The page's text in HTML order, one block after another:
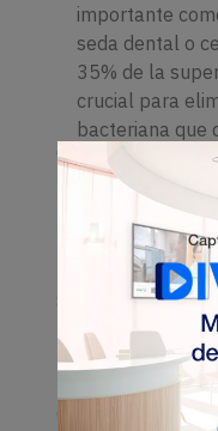
importante
seda dental o
35% de la
crucial para
bacteriana que
Protege tus
protección
de cánceres
labios. Se
labiales que
No fumes: el
factores de
produce
enfermedad
Evita el